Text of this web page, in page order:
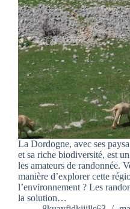
La Dordogne, avec ses
et sa riche biodiversité, est
les amateurs de randonnée.
manière d’explorer cette
l’environnement ? Les
la solution…